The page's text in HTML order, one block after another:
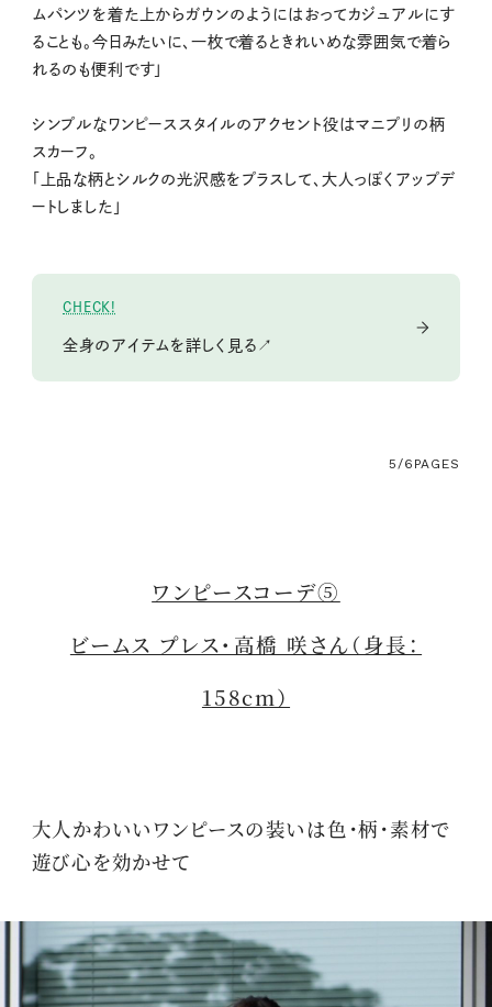
ムパンツを着た上からガウンのようにはおってカジュアルにす
ることも。今日みたいに、一枚で着るときれいめな雰囲気で着ら
れるのも便利です」
シンプルなワンピーススタイルのアクセント役はマニプリの柄
スカーフ。
「上品な柄とシルクの光沢感をプラスして、大人っぽくアップデ
ートしました」
CHECK!
全身のアイテムを詳しく見る↗
5/6 PAGES
ワンピースコーデ⑤
ビームス プレス・高橋 咲さん（身長：
158cm）
大人かわいいワンピースの装いは色・柄・素材で
遊び心を効かせて